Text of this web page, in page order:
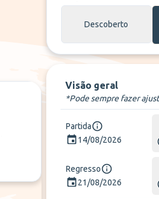
Descoberto
Visão geral
*Pode sempre fazer
Partida
14/08/2026
Regresso
21/08/2026